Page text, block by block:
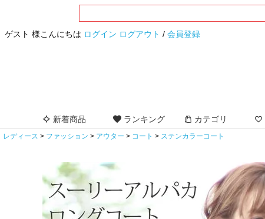
ゲスト 様こんにちは ログイン ログアウト / 会員登録
新着商品 ランキング カテゴリ
レディース ファッション アウター コート ステンカラーコート